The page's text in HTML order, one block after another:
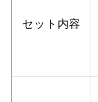
セット内容